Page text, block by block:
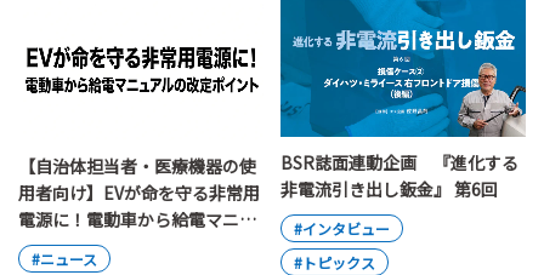
【自治体担当者・医療機器の使
用者向け】EVが命を守る非常用
電源に！電動車から給電マニュ
アルの改定ポイント
#ニュース
BSR誌面連動企画 『進化する
非電流引き出し鈑金』 第6回
#インタビュー
#トピックス